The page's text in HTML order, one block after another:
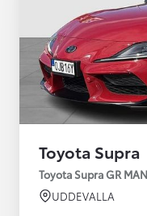
Toyota Supra
Toyota Supra GR
UDDEVALLA